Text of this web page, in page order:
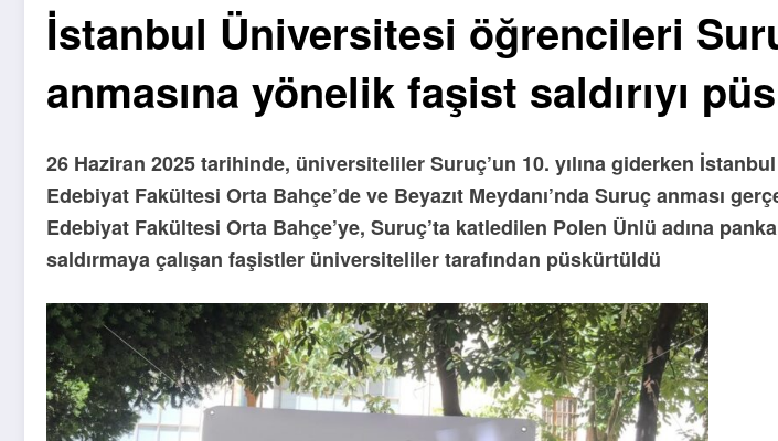
İstanbul Üniversitesi öğrencileri
anmasına yönelik faşist saldırıyı
26 Haziran 2025 tarihinde, üniversiteliler Suruç’un 10. yılına giderken
Edebiyat Fakültesi Orta Bahçe’de ve Beyazıt Meydanı’nda Suruç anması
Edebiyat Fakültesi Orta Bahçe’ye, Suruç’ta katledilen Polen Ünlü adına
saldırmaya çalışan faşistler üniversiteliler tarafından püskürtüldü